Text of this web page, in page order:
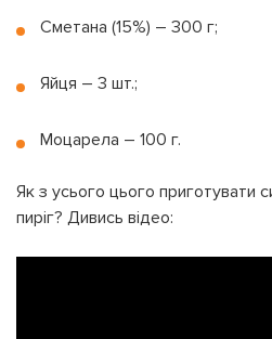
Сметана (15%) – 300 г;
Яйця – 3 шт.;
Моцарела – 100 г.
Як з усього цього приготувати
пиріг? Дивись відео: